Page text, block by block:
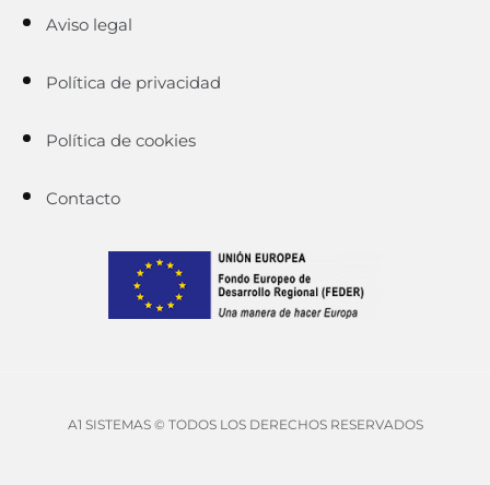
Aviso legal
Política de privacidad
Política de cookies
Contacto
A1 SISTEMAS © TODOS LOS DERECHOS RESERVADOS